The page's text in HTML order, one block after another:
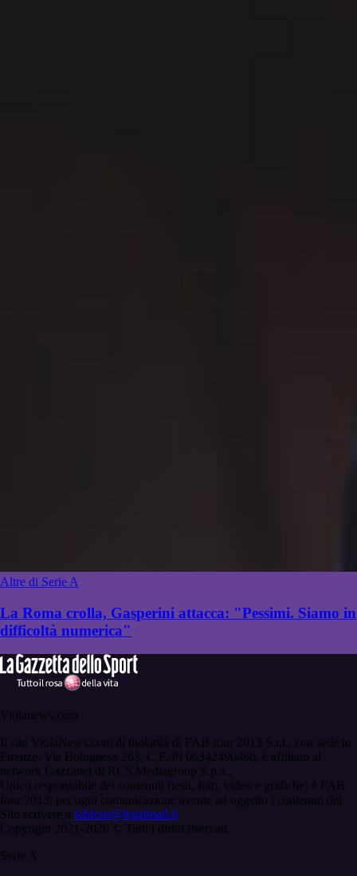
Altre di Serie A
La Roma crolla, Gasperini attacca: "Pessimi. Siamo in
difficoltà numerica"
Violanews.com
Il sito ViolaNews.com di titolarità di FAB four 2013 S.r.l., con sede in
Firenze, Via Bolognese 263, C.F./PI 06342490486, è affiliato al
network Gazzanet di RCS Mediagroup S.p.a..
Unico responsabile dei contenuti (testi, foto, video e grafiche) è FAB
four 2013; per ogni comunicazione avente ad oggetto i contenuti del
Sito scrivere a fabfour@legalmail.it
Copyright 2021-2026 © Tutti i diritti riservati.
Serie A